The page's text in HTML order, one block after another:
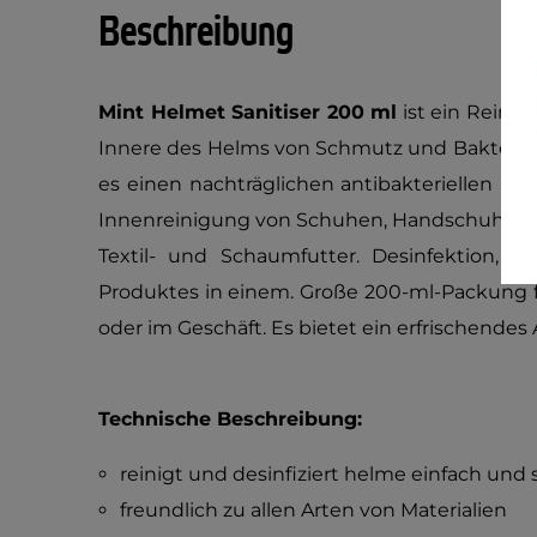
Beschreibung
Mint Helmet Sanitiser 200 ml ist ein
Innere des Helms von Schmutz und
es einen nachträglichen antibakteriellen
Innenreinigung von Schuhen,
Textil- und Schaumfutter. Desinfektion,
Produktes in einem. Große 200-ml-
oder im Geschäft. Es bietet ein erfrischendes
Technische Beschreibung:
reinigt und desinfiziert helme einfach und
freundlich zu allen Arten von Materialien